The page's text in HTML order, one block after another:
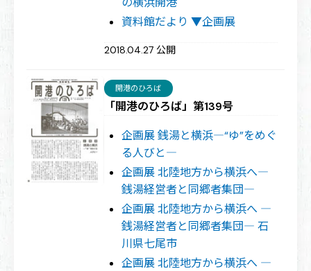
資料館だより ▼企画展
2018.04.27 公開
「開港のひろば」第139号
開港のひろば
企画展 銭湯と横浜―“ゆ”をめぐ
る人びと―
企画展 北陸地方から横浜へ―
銭湯経営者と同郷者集団―
企画展 北陸地方から横浜へ ―
銭湯経営者と同郷者集団― 石
川県七尾市
企画展 北陸地方から横浜へ ―